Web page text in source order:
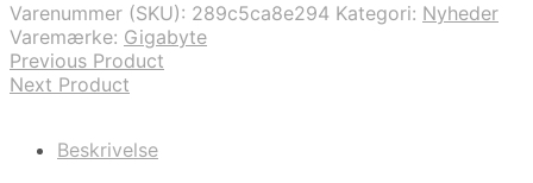
Varenummer (SKU): 289c5ca8e294 Kategori: Nyheder
Varemærke: Gigabyte
Previous Product
Next Product
Beskrivelse